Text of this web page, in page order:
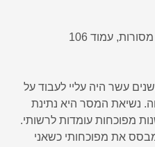
עמוד 106
עשר היה עליי לעבוד על
נשיאת המסר היא נתינת
מפוכחות עומדות לרשותי.
את מפוכחותי כשאני